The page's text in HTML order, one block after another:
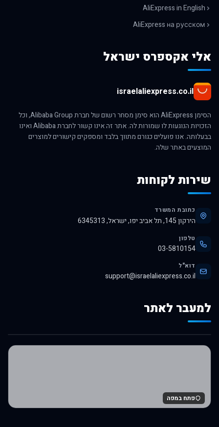
AliExpress in English
AliExpress на русском
אלי אקספרס ישראל
israelaliexpress.co.il
הסימן AliExpress הוא סימן מסחר רשום של חברת Alibaba Group, וכל
הזכויות הנוגעות לו שמורות לה. אתר זה אינו קשור לחברת Alibaba ואינו
בבעלותה. אנו פועלים כגורם מתווך בלבד ומספקים קישורים למוצרים
המוצעים באתר שלה.
שירות לקוחות
כתובת המשרד
הירקון 145, תל אביב יפו, ישראל, 6345313
טלפון
03-5810154
דוא"ל
support@israelaliexpress.co.il
למעבר לאתר
לרכישה באלי אקספרס
פתח במפה